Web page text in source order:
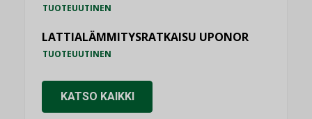
TUOTEUUTINEN
LATTIALÄMMITYSRATKAISU UPONOR
TUOTEUUTINEN
KATSO KAIKKI